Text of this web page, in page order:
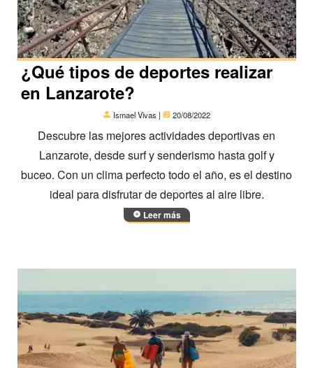
¿Qué tipos de deportes realizar
en Lanzarote?
Ismael Vivas | 20/08/2022
Descubre las mejores actividades deportivas en
Lanzarote, desde surf y senderismo hasta golf y
buceo. Con un clima perfecto todo el año, es el destino
ideal para disfrutar de deportes al aire libre.
Leer más